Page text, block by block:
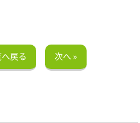
戻る 次へ »